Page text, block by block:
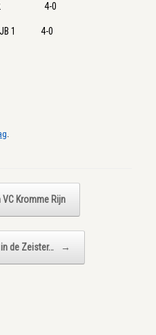
MB 2 4-0
JB 1 4-0
Kromme Rijn
de Zeister… →